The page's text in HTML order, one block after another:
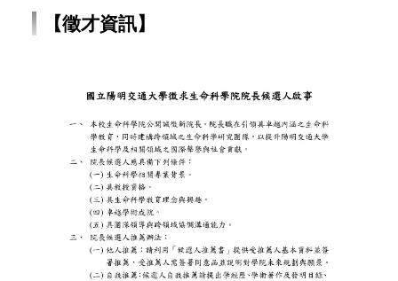
【徵才資訊】